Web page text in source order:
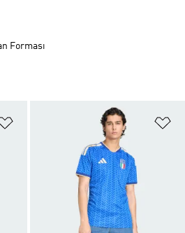
Favori Listesine Ekle
Forması